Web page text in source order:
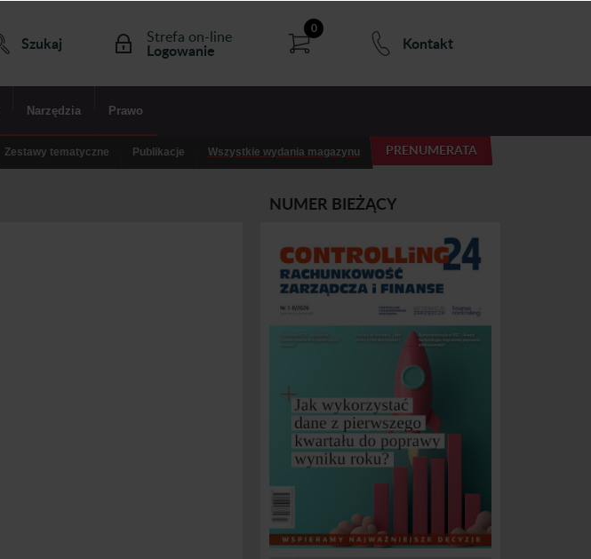
Szukaj Strefa on-line
Logowanie
0
Kontakt
Narzędzia Prawo
PRENUMERATA
Zestawy tematyczne Publikacje Wszystkie wydania magazynu
NUMER BIEŻĄCY